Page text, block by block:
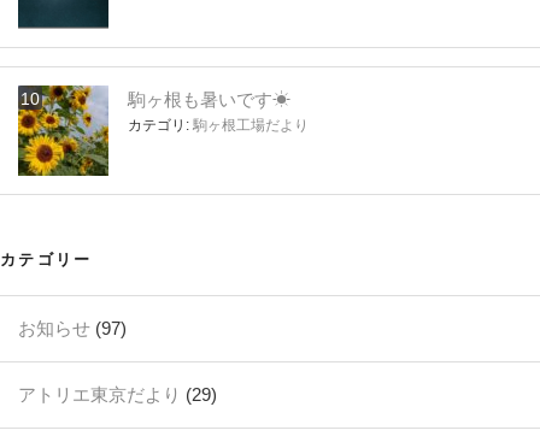
駒ヶ根も暑いです☀
カテゴリ: 駒ヶ根工場だより
カテゴリー
お知らせ (97)
アトリエ東京だより (29)